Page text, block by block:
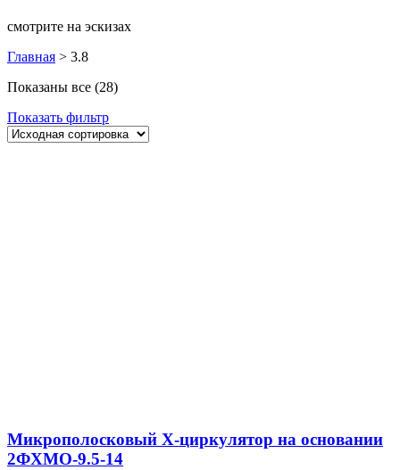
смотрите на эскизах
Главная > 3.8
Показаны все (28)
Показать фильтр
Микрополосковый X-циркулятор на основании
2ФХМО-9.5-14